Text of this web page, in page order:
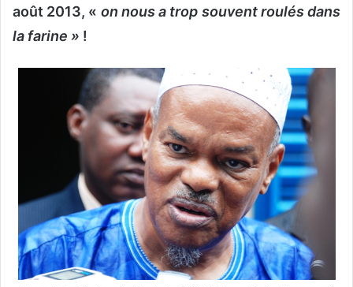
i
août 2013, « on nous a trop souvent roulés dans
la farine » !